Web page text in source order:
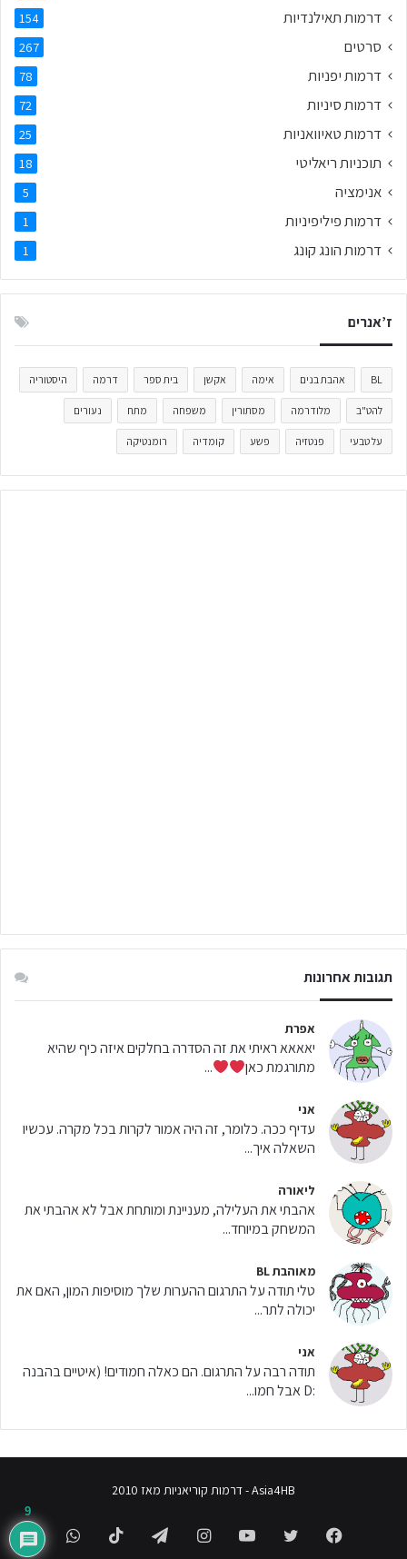
דרמות תאילנדיות 154
סרטים 267
דרמות יפניות 78
דרמות סיניות 72
דרמות טאיוואניות 25
תוכניות ריאליטי 18
אנימציה 5
דרמות פיליפיניות 1
דרמות הונג קונג 1
ז’אנרים
BL אהבת בנים אימה אקשן בית ספר דרמה היסטוריה
להט"ב מלודרמה מסתורין משפחה מתח נעורים
על טבעי פנטזיה פשע קומדיה רומנטיקה
תגובות אחרונות
אפרת
יאאאא ראיתי את זה הסדרה בחלקים איזה כיף שהיא
מתורגמת כאן
...
אני
עדיף ככה. כלומר, זה היה אמור לקרות בכל מקרה. עכשיו
השאלה איך...
ליאורה
אהבתי את העלילה, מעניינת ומותחת אבל לא אהבתי את
המשחק במיוחד...
מאוהבת BL
טלי תודה על התרגום ההערות שלך מוסיפות המון, האם את
יכולה לתר...
אני
תודה רבה על התרגום. הם כאלה חמודים! (איטיים בהבנה
:D אבל חמו...
Asia4HB - דרמות קוריאניות מאז 2010
Facebook
Twitter
YouTube
Instagram
Telegram
TikTok
9